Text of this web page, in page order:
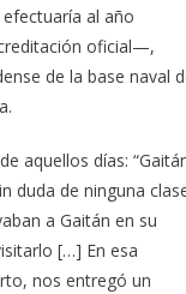
al año
oficial—,
de la base naval
aquellos días:
duda de ninguna
a Gaitán en su
[…] En esa
nos entregó un